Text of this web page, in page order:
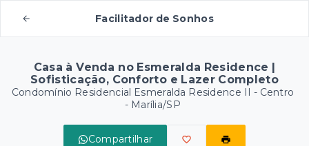
Facilitador de Sonhos
Casa à Venda no Esmeralda Residence |
Sofisticação, Conforto e Lazer Completo
Condomínio Residencial Esmeralda Residence II - Centro
- Marília/SP
Compartilhar